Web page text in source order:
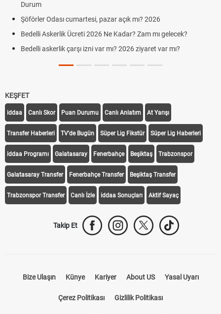
Durum
Şöförler Odası cumartesi, pazar açık mı? 2026
Bedelli Askerlik Ücreti 2026 Ne Kadar? Zam mı gelecek?
Bedelli askerlik çarşı izni var mı? 2026 ziyaret var mı?
KEŞFET
iddaa Canlı Skor Puan Durumu Canlı Anlatım At Yarışı
Transfer Haberleri TV'de Bugün Süper Lig Fikstür Süper Lig Haberleri
iddaa Programı Galatasaray Fenerbahçe Beşiktaş Trabzonspor
Galatasaray Transfer Fenerbahçe Transfer Beşiktaş Transfer
Trabzonspor Transfer Canlı İzle iddaa Sonuçları Aktif Sayaç
Takip Et
Bize Ulaşın Künye Kariyer About US Yasal Uyarı
Çerez Politikası Gizlilik Politikası